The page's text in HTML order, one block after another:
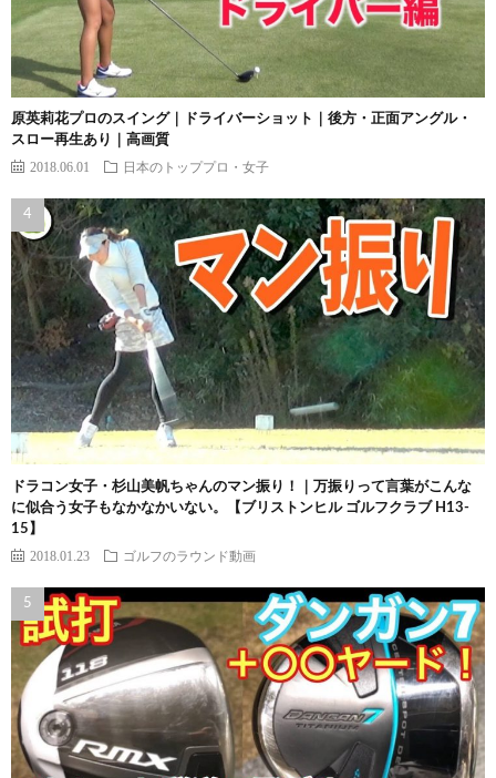
原英莉花プロのスイング｜ドライバーショット｜後方・正面アングル・
スロー再生あり｜高画質
2018.06.01 日本のトッププロ・女子
ドラコン女子・杉山美帆ちゃんのマン振り！｜万振りって言葉がこんな
に似合う女子もなかなかいない。【ブリストンヒル ゴルフクラブ H13-
15】
2018.01.23 ゴルフのラウンド動画